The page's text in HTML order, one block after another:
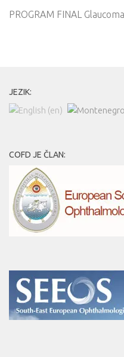
PROGRAM FINAL
JEZIK:
COFD JE ČLAN: